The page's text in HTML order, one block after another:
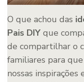
O que achou das
Pais DIY que
de compartilhar o
familiares para
nossas inspirações